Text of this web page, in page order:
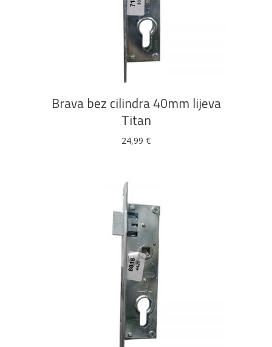
Elektromaterijal
DODAJ U KOŠARICU
Brava bez cilindra 40mm lijeva
Titan
24,99 €
DODAJ U KOŠARICU